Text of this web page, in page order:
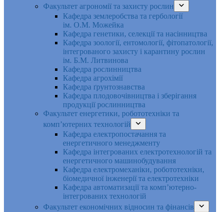
Факультет агрономії та захисту рослин
Кафедра землеробства та гербології
ім. О.М. Можейка
Кафедра генетики, селекції та насінництва
Кафедра зоології, ентомології, фітопатології,
інтегрованого захисту і карантину рослин
ім. Б.М. Литвинова
Кафедра рослинництва
Кафедра агрохімії
Кафедра ґрунтознавства
Кафедра плодовочівництва і зберігання
продукції рослинництва
Факультет енергетики, робототехніки та
комп’ютерних технологій
Кафедра електропостачання та
енергетичного менеджменту
Кафедра інтегрованих електротехнологій та
енергетичного машинобудування
Кафедра електромеханіки, робототехніки,
біомедичної інженерії та електротехніки
Кафедра автоматизації та комп’ютерно-
інтегрованих технологій
Факультет економічних відносин та фінансів